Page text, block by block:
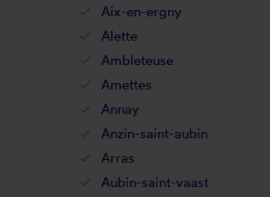
Aix-en-ergny
Alette
Ambleteuse
Amettes
Annay
Anzin-saint-aubin
Arras
Aubin-saint-vaast